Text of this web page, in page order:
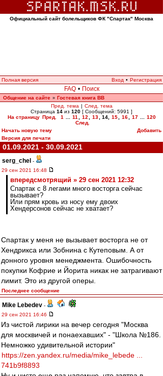
Официальный сайт болельщиков ФК "Спартак" Москва
Полная версия Вход • Регистрация
FAQ • Поиск
Общение на сайте » Гостевая книга ВВ
Пред. тема | След. тема
Страница 14 из 120 [ Сообщений: 5991 ]
На страницу Пред. 1 11 12 13 14, 15 16 17
120
След.
Начать новую тему
Добавить
Версия для печати
01.09.2021 - 30.09.2021
serg_chel -
29 сен 2021 16:48
впередсмотрящий » 29 сен 2021 12:32
Спартак с 8 легами много восторга сейчас
вызывает?
Или прям кровь из носу ему двоих
Хендерсонов сейчас не хватает?
Спартак у меня не вызывает восторга не от
Хендрикса или Зобнина с Кутеповым. А от
донного уровня менеджмента. Ошибочность
покупки Кофрие и Йорита никак не затрагивают
лимит. Это из другой оперы.
Последнее сообщение
Mike Lebedev -
29 сен 2021 16:46
Из чистой лирики на вечер сегодня "Москва
для москвичей и понаехавших" - "Школа №186.
Немножко удивительной истории"
https://zen.yandex.ru/media/mike_lebede ...
741b9f8893